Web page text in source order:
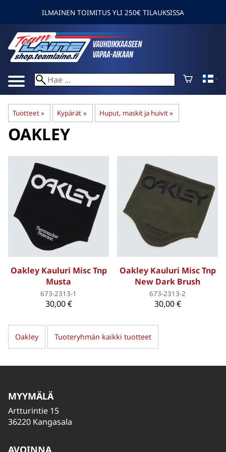
ILMAINEN TOIMITUS YLI 250€ TILAUKSISSA
Tuotteet‪» Kypärät ‪» Huput, maskit ja huivit‪»
OAKLEY
Oakley Kauluri Misc Tnp
Musta
673-2313-1
30,00 €
Oakley Kauluri Misc Tnp
New Dark Brush
673-2313-2
30,00 €
Oakley Tuoteryhmän kaikki tuotteet
MYYMÄLÄ
Artturintie 15
36220 Kangasala
AVOINNA